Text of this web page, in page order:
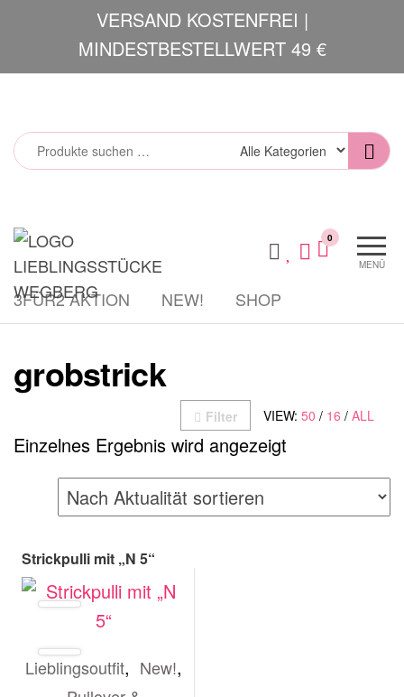
springen
VERSAND KOSTENFREI |
MINDESTBESTELLWERT 49 €
Lieblingsstücke
MENÜ
0
3FÜR2 AKTION NEW! SHOP
grobstrick
VIEW: 50 / 16 / ALL
Filter
Einzelnes Ergebnis wird angezeigt
Strickpulli mit „N 5“
Lieblingsoutfit, New!,